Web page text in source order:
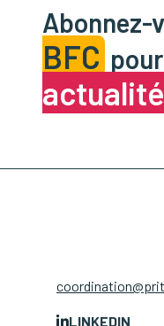
Abonnez-
BFC
LINKEDIN